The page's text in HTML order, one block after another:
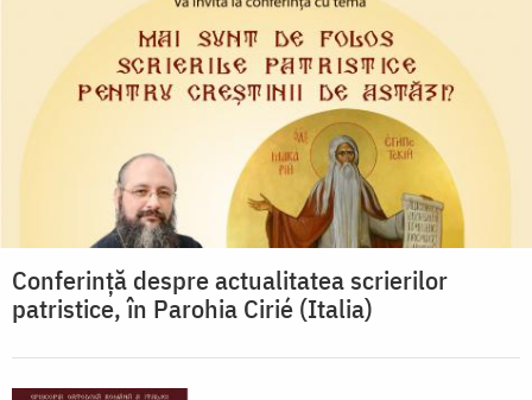
Conferință despre actualitatea scrierilor
patristice, în Parohia Cirié (Italia)